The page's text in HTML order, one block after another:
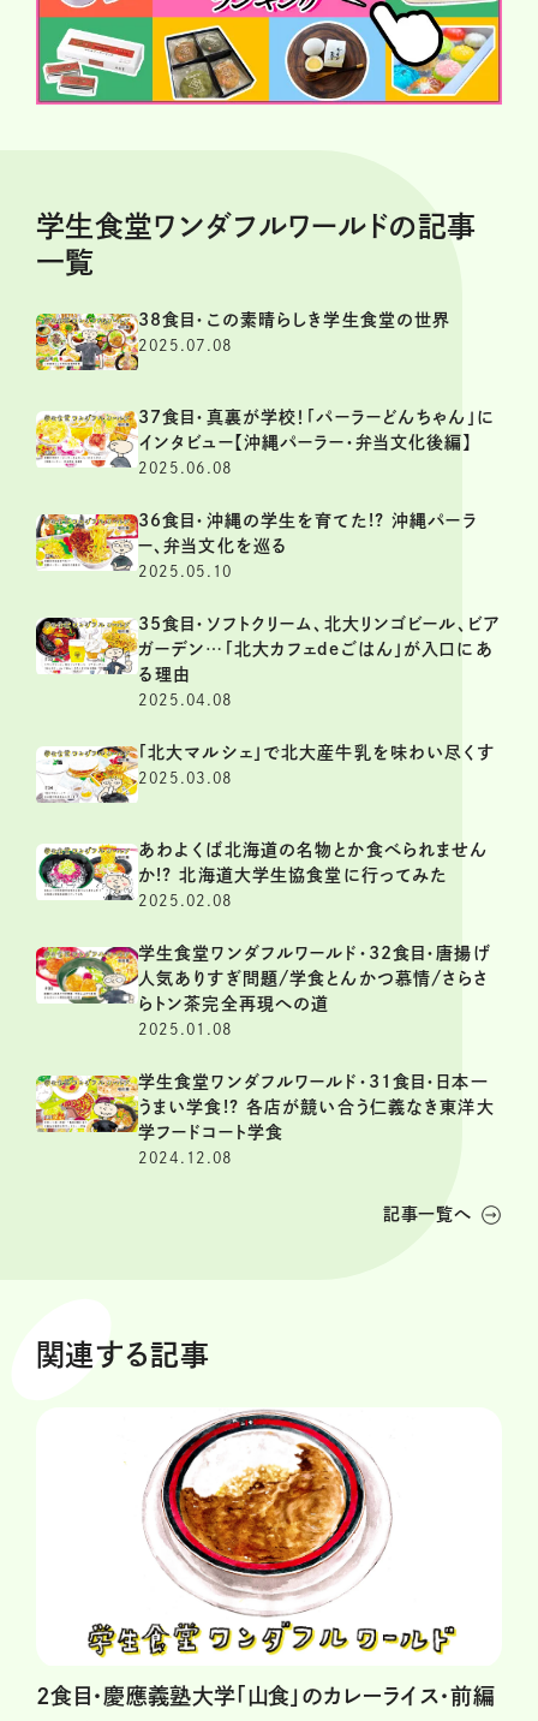
学生食堂ワンダフルワールドの記事
一覧
38食目・この素晴らしき学生食堂の世界
2025.07.08
37食目・真裏が学校！「パーラーどんちゃん」に
インタビュー【沖縄パーラー・弁当文化後編】
2025.06.08
36食目・沖縄の学生を育てた!? 沖縄パーラ
ー、弁当文化を巡る
2025.05.10
35食目・ソフトクリーム、北大リンゴビール、ビア
ガーデン…「北大カフェdeごはん」が入口にあ
る理由
2025.04.08
「北大マルシェ」で北大産牛乳を味わい尽くす
2025.03.08
あわよくば北海道の名物とか食べられません
か!? 北海道大学生協食堂に行ってみた
2025.02.08
学生食堂ワンダフルワールド・32食目・唐揚げ
人気ありすぎ問題/学食とんかつ慕情/さらさ
らトン茶完全再現への道
2025.01.08
学生食堂ワンダフルワールド・31食目・日本一
うまい学食!? 各店が競い合う仁義なき東洋大
学フードコート学食
2024.12.08
記事一覧へ
関連する記事
2食目・慶應義塾大学「山食」のカレーライス・前編